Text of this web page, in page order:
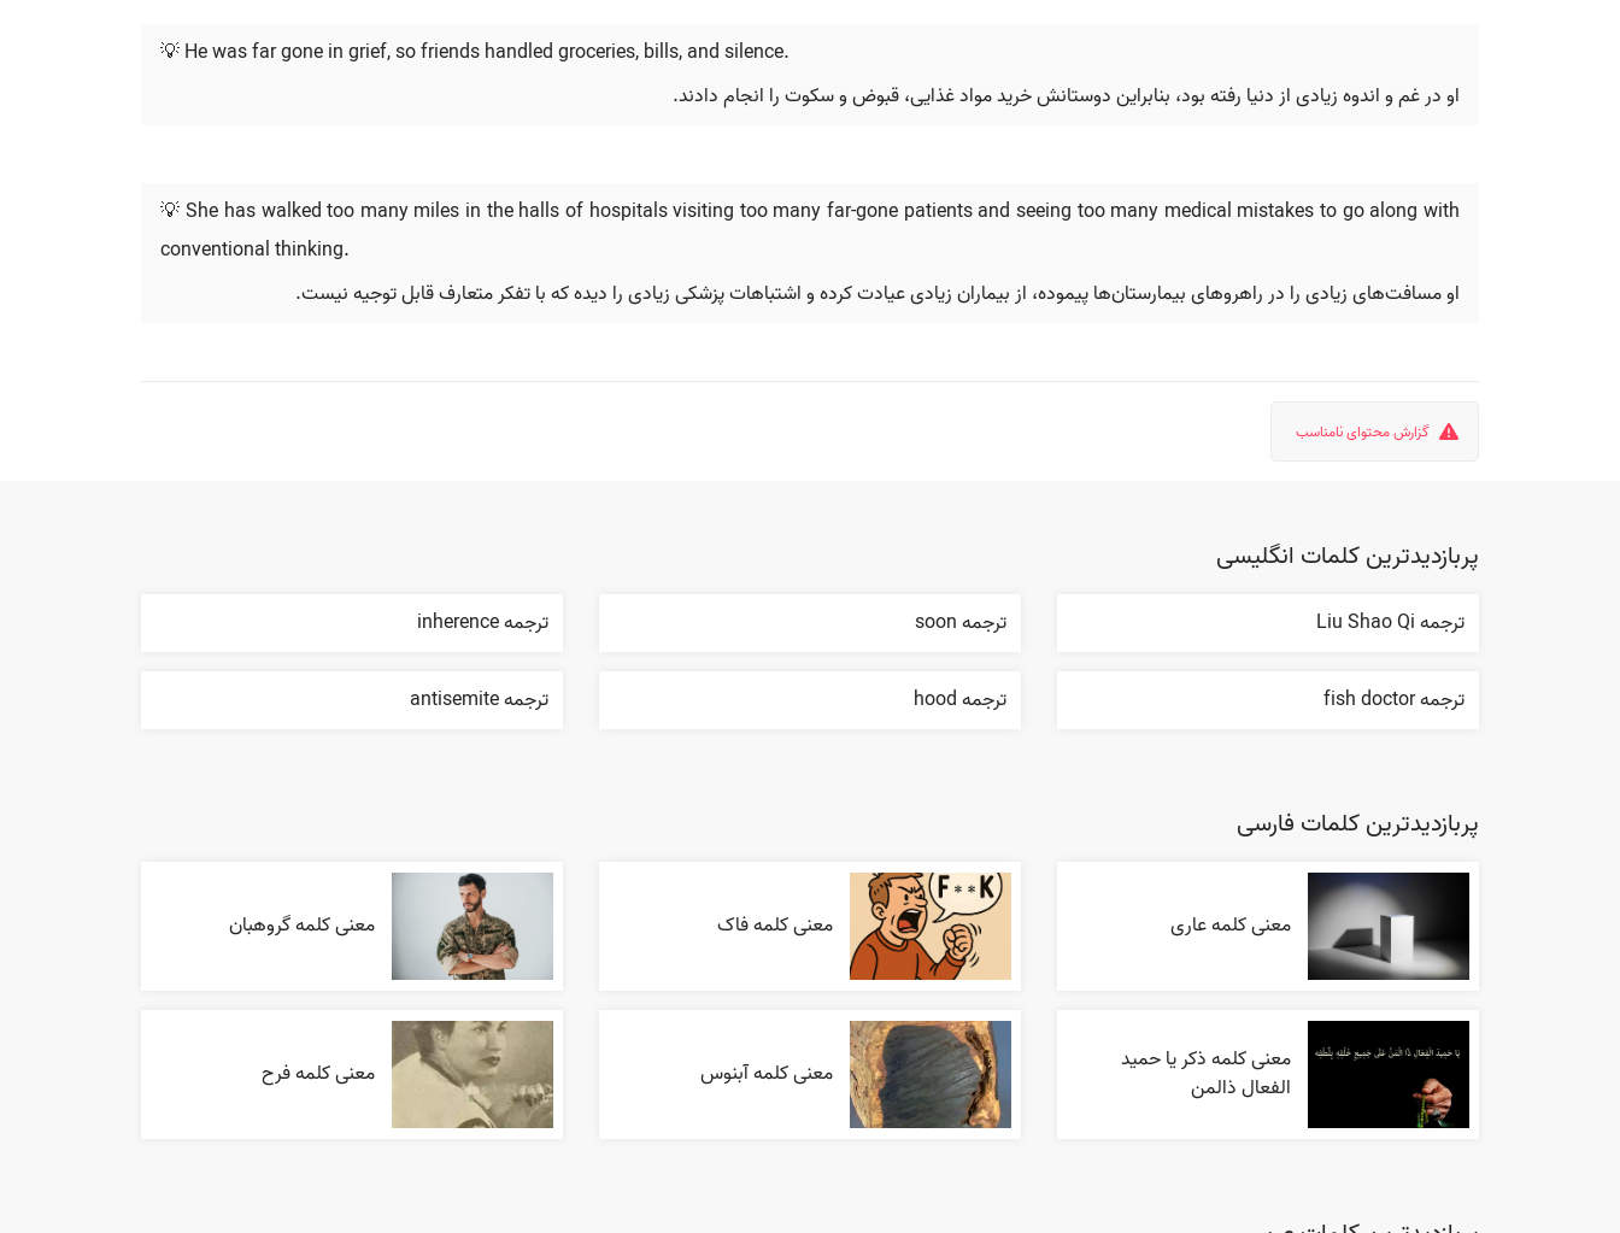
💡 He was far gone in grief, so friends handled groceries, bills, and silence.
او در غم و اندوه زیادی از دنیا رفته بود، بنابراین دوستانش خرید مواد غذایی، قبوض و سکوت را انجام دادند.
💡 She has walked too many miles in the halls of hospitals visiting too many far-gone patients and seeing too many medical mistakes to go along with
conventional thinking.
او مسافت‌های زیادی را در راهروهای بیمارستان‌ها پیموده، از بیماران زیادی عیادت کرده و اشتباهات پزشکی زیادی را دیده که با تفکر متعارف قابل توجیه نیست.
گزارش محتوای نامناسب
پربازدیدترین کلمات انگلیسی
ترجمه Liu Shao Qi ترجمه soon ترجمه inherence
ترجمه fish doctor ترجمه hood ترجمه antisemite
پربازدیدترین کلمات فارسی
معنی کلمه عاری معنی کلمه فاک معنی کلمه گروهبان
معنی کلمه ذکر یا حمید
الفعال ذالمن
معنی کلمه آبنوس معنی کلمه فرح